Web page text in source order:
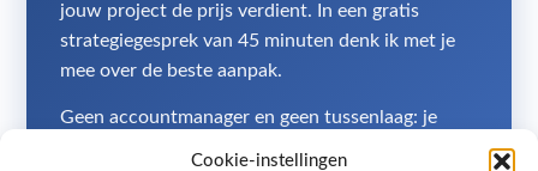
Cookie-instellingen
jouw project de prijs verdient. In een gratis
strategiegesprek van 45 minuten denk ik met je
mee over de beste aanpak.
Geen accountmanager en geen tussenlaag: je